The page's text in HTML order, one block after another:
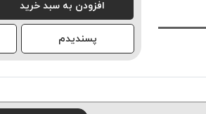
افزودن به سبد خرید
پسندیدم